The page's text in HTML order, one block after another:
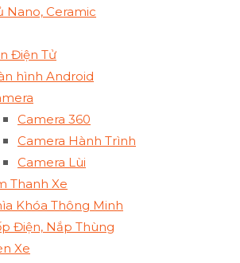
Nano, Ceramic
Điện Tử
hình Android
Camera 360
Camera Hành Trình
Camera Lùi
Thanh Xe
Khóa Thông Minh
Điện, Nắp Thùng
Xe